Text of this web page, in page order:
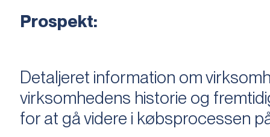
Prospekt:
Detaljeret information om
virksomhedens historie og
for at gå videre i købsprocessen